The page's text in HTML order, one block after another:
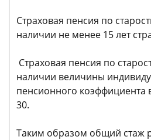
Страховая пенсия по
наличии не менее 15 лет
Страховая пенсия по
наличии величины
пенсионного коэффициента
30.
Таким образом общий стаж